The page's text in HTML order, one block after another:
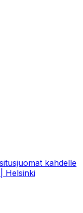
kahdelle
Helsinki